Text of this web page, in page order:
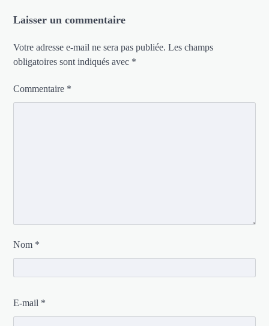
Laisser un commentaire
Votre adresse e-mail ne sera pas publiée. Les champs
obligatoires sont indiqués avec *
Commentaire *
Nom *
E-mail *